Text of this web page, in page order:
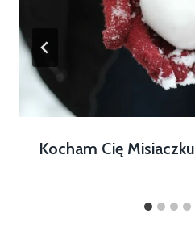
Kocham Cię Misiaczku